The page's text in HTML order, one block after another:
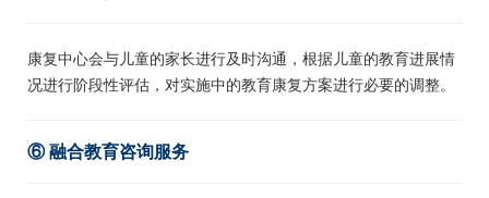
康复中心会与儿童的家长进行及时沟通，根据儿童的教育进展情
况进行阶段性评估，对实施中的教育康复方案进行必要的调整。
⑥ 融合教育咨询服务